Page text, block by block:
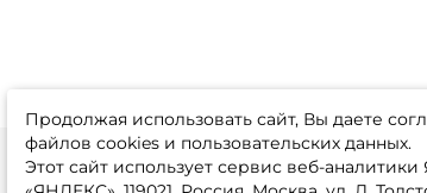
Продолжая использовать сайт, Вы даете
файлов cookies и пользовательских данных.
Этот сайт использует сервис веб-